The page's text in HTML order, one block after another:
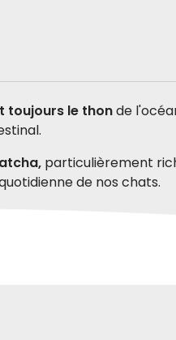
toujours le thonde
particulièrement
de nos chats.